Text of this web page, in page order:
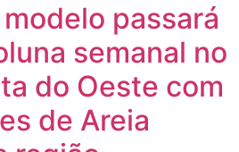
passará
semanal no
do Oeste com
de Areia